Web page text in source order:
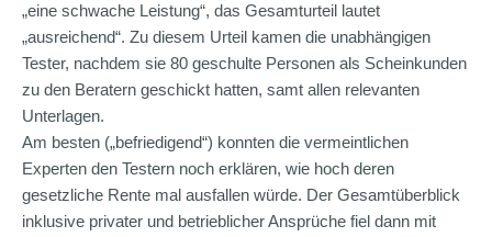
„eine schwache Leistung“, das Gesamturteil lautet
„ausreichend“. Zu diesem Urteil kamen die unabhängigen
Tester, nachdem sie 80 geschulte Personen als Scheinkunden
zu den Beratern geschickt hatten, samt allen relevanten
Unterlagen.
Am besten („befriedigend“) konnten die vermeintlichen
Experten den Testern noch erklären, wie hoch deren
gesetzliche Rente mal ausfallen würde. Der Gesamtüberblick
inklusive privater und betrieblicher Ansprüche fiel dann mit